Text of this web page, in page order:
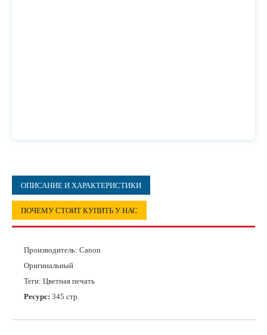
ОПИСАНИЕ И ХАРАКТЕРИСТИКИ
ПОЧЕМУ СТОИТ КУПИТЬ У НАС
Производитель: Canon
Оригинальный
Теги: Цветная печать
Ресурс: 345 стр.